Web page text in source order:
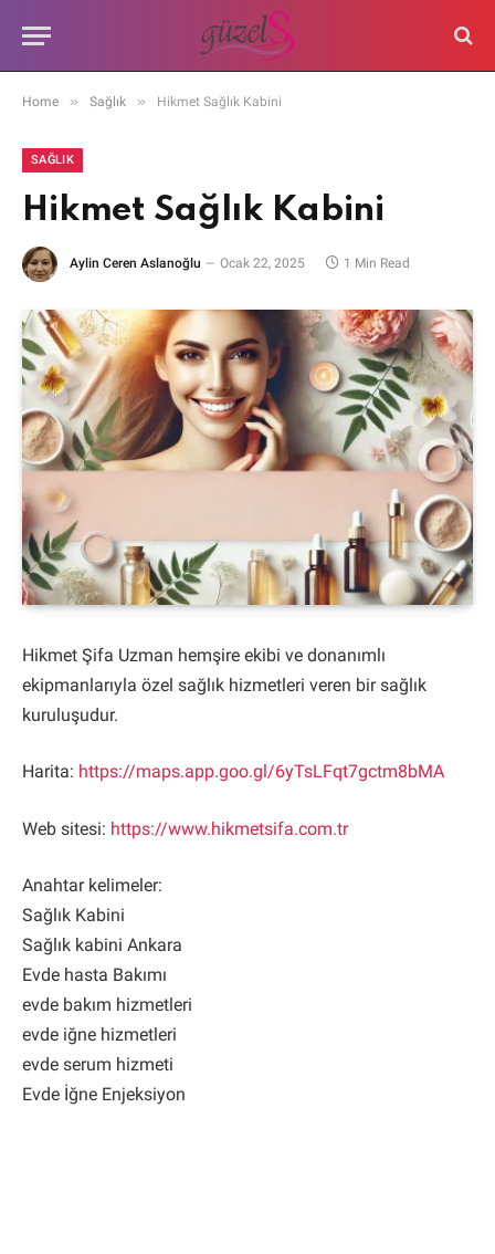
Home » Sağlık » Hikmet Sağlık Kabini
SAĞLIK
Hikmet Sağlık Kabini
Aylin Ceren Aslanoğlu Ocak 22, 2025 1 Min Read
Hikmet Şifa Uzman hemşire ekibi ve donanımlı
ekipmanlarıyla özel sağlık hizmetleri veren bir sağlık
kuruluşudur.
Harita: https://maps.app.goo.gl/6yTsLFqt7gctm8bMA
Web sitesi: https://www.hikmetsifa.com.tr
Anahtar kelimeler:
Sağlık Kabini
Sağlık kabini Ankara
Evde hasta Bakımı
evde bakım hizmetleri
evde iğne hizmetleri
evde serum hizmeti
Evde İğne Enjeksiyon